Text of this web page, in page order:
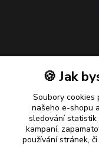
🍪 Jak
Soubory cookies
našeho e-shopu
sledování statistik
kampaní,
používání stránek,